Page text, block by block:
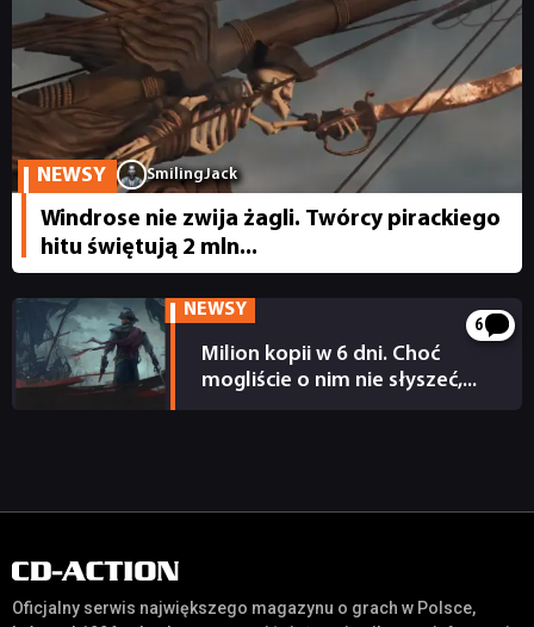
TECHNOLOGIE
DYSKUSJE
JUŻ GRALIŚMY
NEWSY SmilingJack
Windrose nie zwija żagli. Twórcy pirackiego
hitu świętują 2 mln...
NEWSY
6
Milion kopii w 6 dni. Choć
mogliście o nim nie słyszeć,...
Oficjalny serwis największego magazynu o grach w Polsce,